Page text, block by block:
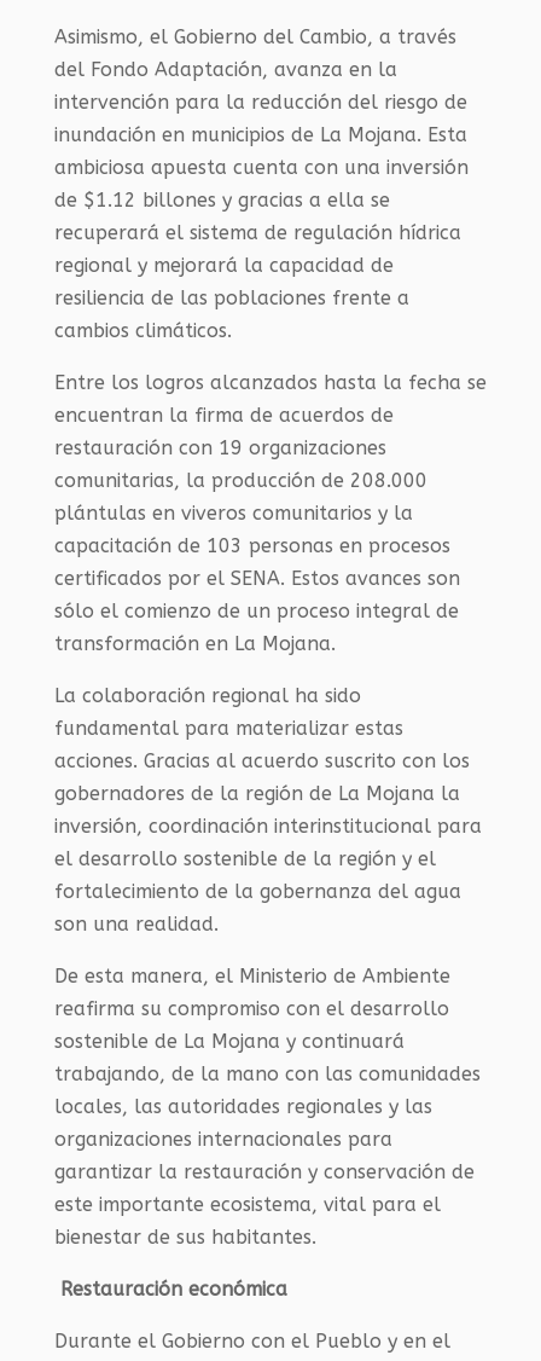
Asimismo, el Gobierno del Cambio, a través
del Fondo Adaptación, avanza en la
intervención para la reducción del riesgo de
inundación en municipios de La Mojana. Esta
ambiciosa apuesta cuenta con una inversión
de $1.12 billones y gracias a ella se
recuperará el sistema de regulación hídrica
regional y mejorará la capacidad de
resiliencia de las poblaciones frente a
cambios climáticos.
Entre los logros alcanzados hasta la fecha se
encuentran la firma de acuerdos de
restauración con 19 organizaciones
comunitarias, la producción de 208.000
plántulas en viveros comunitarios y la
capacitación de 103 personas en procesos
certificados por el SENA. Estos avances son
sólo el comienzo de un proceso integral de
transformación en La Mojana.
La colaboración regional ha sido
fundamental para materializar estas
acciones. Gracias al acuerdo suscrito con los
gobernadores de la región de La Mojana la
inversión, coordinación interinstitucional para
el desarrollo sostenible de la región y el
fortalecimiento de la gobernanza del agua
son una realidad.
De esta manera, el Ministerio de Ambiente
reafirma su compromiso con el desarrollo
sostenible de La Mojana y continuará
trabajando, de la mano con las comunidades
locales, las autoridades regionales y las
organizaciones internacionales para
garantizar la restauración y conservación de
este importante ecosistema, vital para el
bienestar de sus habitantes.
Restauración económica
Durante el Gobierno con el Pueblo y en el